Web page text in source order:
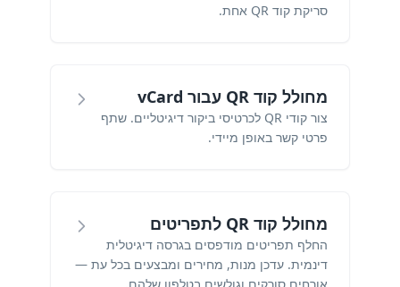
סריקת קוד QR אחת.
מחולל קוד QR עבור vCard
צור קודי QR לכרטיסי ביקור דיגיטליים. שתף
פרטי קשר באופן מיידי.
מחולל קוד QR לתפריטים
החלף תפריטים מודפסים בגרסה דיגיטלית
דינמית. עדכן מנות, מחירים ומבצעים בכל עת —